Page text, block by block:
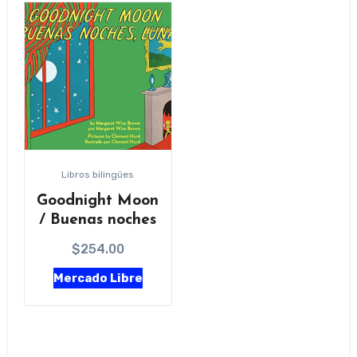
Libros bilingües
Goodnight Moon
/ Buenas noches
$254.00
Mercado Libre